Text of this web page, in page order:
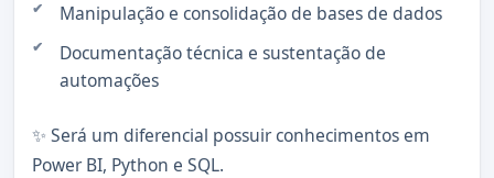
Manipulação e consolidação de bases de dados
Documentação técnica e sustentação de
automações
✨ Será um diferencial possuir conhecimentos em
Power BI, Python e SQL.